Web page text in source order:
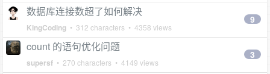
数据库连接数超了如何解决
KingCoding • 312 characters • 4358 views
9
count 的语句优化问题
supersf • 270 characters • 4149 views
3